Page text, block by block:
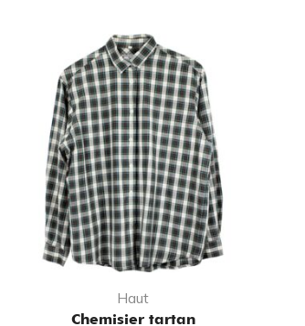
Haut
Chemisier tartan